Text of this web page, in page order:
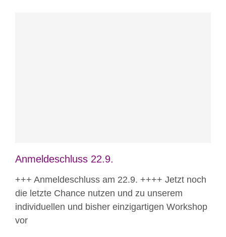
Anmeldeschluss 22.9.
+++ Anmeldeschluss am 22.9. ++++ Jetzt noch
die letzte Chance nutzen und zu unserem
individuellen und bisher einzigartigen Workshop
vor